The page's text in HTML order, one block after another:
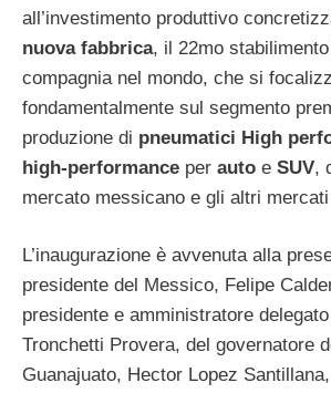
all’investimento produttivo
nuova fabbrica, il 22mo
compagnia nel mondo, che si
fondamentalmente sul segmento
produzione di pneumatici High
high-performance per auto e SUV,
mercato messicano e gli altri mercati
L’inaugurazione è avvenuta alla
presidente del Messico, Felipe
presidente e amministratore
Tronchetti Provera, del governatore
Guanajuato, Hector Lopez